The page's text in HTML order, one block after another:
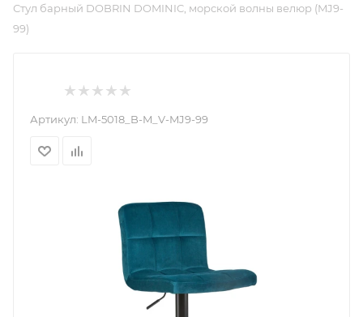
Стул барный DOBRIN DOMINIC, морской волны велюр (MJ9-
99)
Артикул: LM-5018_B-M_V-MJ9-99